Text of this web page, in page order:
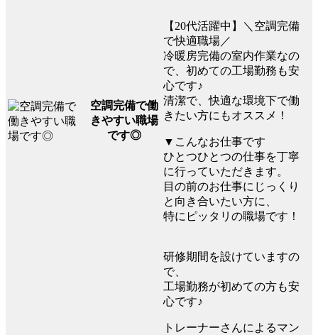
空調完備で働
きやすい職場
です◎
【20代活躍中】＼空調完備
で快適職場／
冷暖房完備の室内作業なの
で、初めての工場勤務も安
心です♪
清潔で、快適な環境下で働
きたい方にもオススメ！
▼こんなお仕事です
ひとつひとつの仕事を丁寧
に行っていただきます。
目の前のお仕事にじっくり
と向き合いたい方に、
特にピッタリの職場です！
研修期間を設けていますの
で、
工場勤務が初めての方も安
心です♪
トレーナーさんによるマン